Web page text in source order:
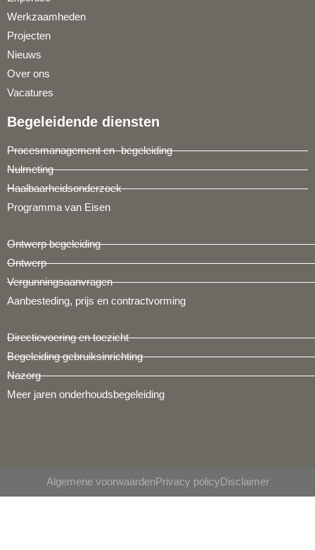
Werkzaamheden
Projecten
Nieuws
Over ons
Vacatures
Begeleidende diensten
Procesmanagement en -begeleiding
Nulmeting
Haalbaarheidsonderzoek
Programma van Eisen
Ontwerp begeleiding
Ontwerp
Vergunningsaanvragen
Aanbesteding, prijs en contractvorming
Directievoering en toezicht
Begeleiding gebruiksinrichting
Nazorg
Meer jaren onderhoudsbegeleiding
Algemene voorwaardenPrivacy policyDisclaimer